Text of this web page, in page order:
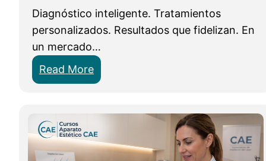
g
P
o
f
o
l
P
o
f
o
Diagnóstico inteligente. Tratamientos
personalizados. Resultados que fidelizan. En
un mercado…
Read More:
S
R
T